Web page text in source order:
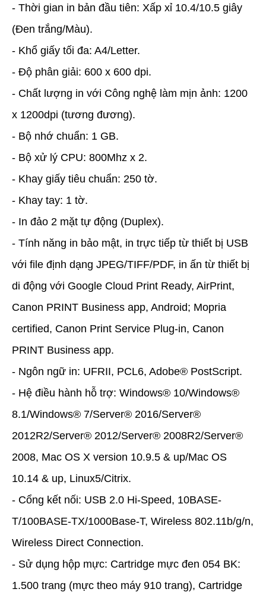
- Thời gian in bản đầu tiên: Xấp xỉ 10.4/10.5 giây
(Đen trắng/Màu).
- Khổ giấy tối đa: A4/Letter.
- Độ phân giải: 600 x 600 dpi.
- Chất lượng in với Công nghệ làm mịn ảnh: 1200
x 1200dpi (tương đương).
- Bộ nhớ chuẩn: 1 GB.
- Bộ xử lý CPU: 800Mhz x 2.
- Khay giấy tiêu chuẩn: 250 tờ.
- Khay tay: 1 tờ.
- In đảo 2 mặt tự động (Duplex).
- Tính năng in bảo mật, in trực tiếp từ thiết bị USB
với file định dạng JPEG/TIFF/PDF, in ấn từ thiết bị
di động với Google Cloud Print Ready, AirPrint,
Canon PRINT Business app, Android; Mopria
certified, Canon Print Service Plug-in, Canon
PRINT Business app.
- Ngôn ngữ in: UFRII, PCL6, Adobe® PostScript.
- Hệ điều hành hỗ trợ: Windows® 10/Windows®
8.1/Windows® 7/Server® 2016/Server®
2012R2/Server® 2012/Server® 2008R2/Server®
2008, Mac OS X version 10.9.5 & up/Mac OS
10.14 & up, Linux5/Citrix.
- Cổng kết nối: USB 2.0 Hi-Speed, 10BASE-
T/100BASE-TX/1000Base-T, Wireless 802.11b/g/n,
Wireless Direct Connection.
- Sử dụng hộp mực: Cartridge mực đen 054 BK:
1.500 trang (mực theo máy 910 trang), Cartridge